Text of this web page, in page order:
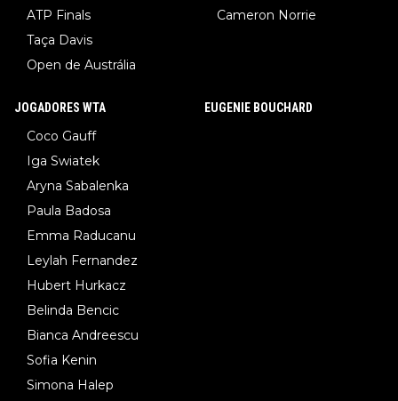
ATP Finals
Taça Davis
Open de Austrália
Cameron Norrie
JOGADORES WTA
Coco Gauff
Iga Swiatek
Aryna Sabalenka
Paula Badosa
Emma Raducanu
Leylah Fernandez
Hubert Hurkacz
Belinda Bencic
Bianca Andreescu
Sofia Kenin
Simona Halep
EUGENIE BOUCHARD